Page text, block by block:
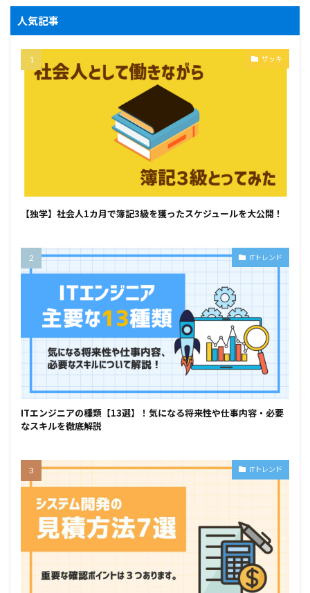
人気記事
ザッキ
【独学】社会人1カ月で簿記3級を獲ったスケジュールを大公開！
ITトレンド
ITエンジニアの種類【13選】！気になる将来性や仕事内容・必要
なスキルを徹底解説
ITトレンド